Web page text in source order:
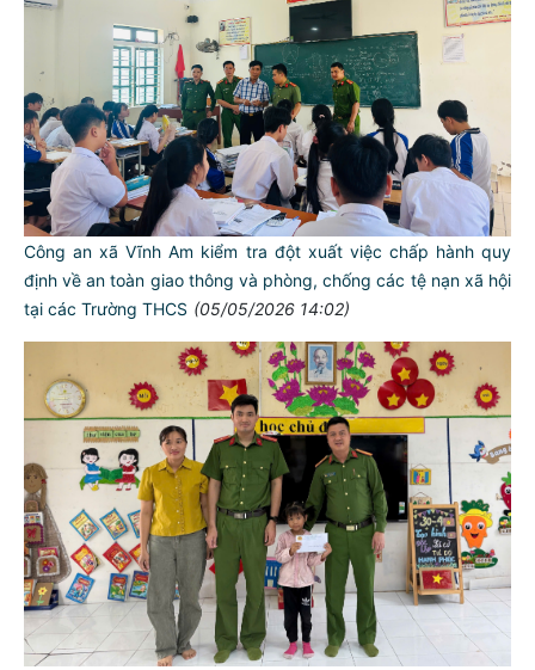
Công an xã Vĩnh Am kiểm tra đột xuất việc chấp hành quy
định về an toàn giao thông và phòng, chống các tệ nạn xã hội
tại các Trường THCS (05/05/2026 14:02)